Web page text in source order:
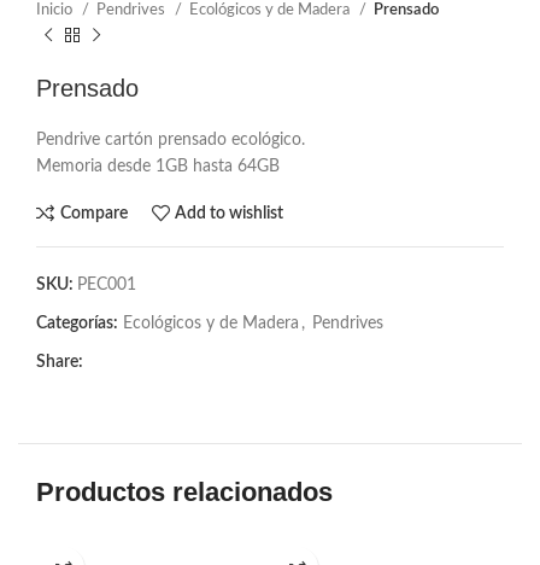
Inicio Pendrives Ecológicos y de Madera Prensado
Prensado
Pendrive cartón prensado ecológico.
Memoria desde 1GB hasta 64GB
Compare Add to wishlist
SKU: PEC001
Categorías: Ecológicos y de Madera , Pendrives
Share:
Productos relacionados